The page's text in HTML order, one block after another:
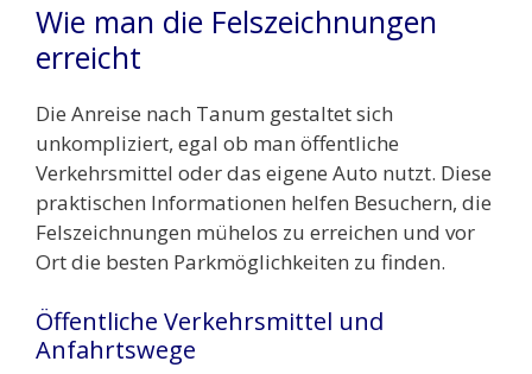
Wie man die Felszeichnungen
erreicht
Die Anreise nach Tanum gestaltet sich
unkompliziert, egal ob man öffentliche
Verkehrsmittel oder das eigene Auto nutzt. Diese
praktischen Informationen helfen Besuchern, die
Felszeichnungen mühelos zu erreichen und vor
Ort die besten Parkmöglichkeiten zu finden.
Öffentliche Verkehrsmittel und
Anfahrtswege